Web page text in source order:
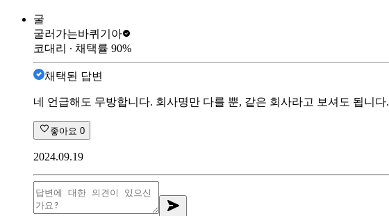
굴
굴러가는바퀴 기아
코대리 ∙ 채택률 90%
채택된 답변
네 언급해도 무방합니다. 회사명만 다를 뿐, 같은 회사라고 보셔도 됩니다.
좋아요 0
2024.09.19